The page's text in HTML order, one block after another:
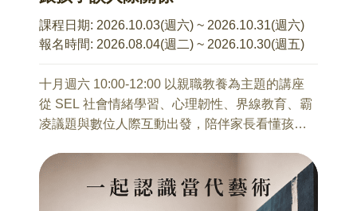
本系列講座不接受當天報名
10/21 人人都愛短影音，為什麼我們還要看電影？
王祖鵬 老師(地下電影 影評人)
在這個追求流量、短促、三五百字就能稱作長
文；甚至是，在抖音、Reels、YouTube等影音充
斥的2026年，網路上，好像5秒就決定了「好壞」
——這是個強調快速抓取眼球，看似缺乏耐心的
時代；所以，我們想問的是，那在這個時代「看
本次講座，將會從我的個人工作經驗出發，分享
我對「電影」、「文章」的想法，從國際影展到
台灣影展，從媒體正職編制的編輯到自由工作者
課程日期: 2026.10.03(週六) ~ 2026.10.31(週六)
報名時間: 2026.08.04(週二) ~ 2026.10.30(週五)
十月週六 10:00-12:00 以親職教養為主題的講座
從 SEL 社會情緒學習、心理韌性、界線教育、霸
凌議題與數位人際互動出發，陪伴家長看懂孩子
或卡住時，提供穩定而有效的陪伴。
讓孩子在人際、校園與網路世界中，不只學會保